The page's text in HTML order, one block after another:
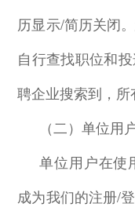
历显示/简历关闭
自行查找职位和
聘企业搜索到，所
（二）单位用
单位用户在使
成为我们的注册/